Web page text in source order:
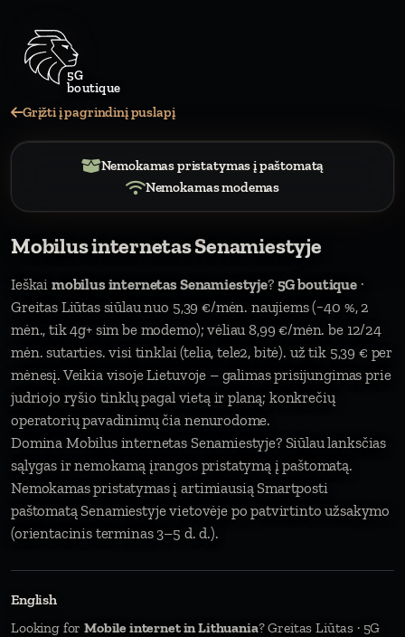
Grįžti į pagrindinį puslapį
Nemokamas pristatymas į paštomatą
Nemokamas modemas
Mobilus internetas Senamiestyje
Ieškai mobilus internetas Senamiestyje? 5G boutique·
Greitas Liūtas siūlau nuo 5,39 €/mėn. naujiems (−40 %, 2
mėn., tik 4g+ sim be modemo); vėliau 8,99 €/mėn. be 12/24
mėn. sutarties. visi tinklai (telia, tele2, bitė). už tik 5,39 € per
mėnesį. Veikia visoje Lietuvoje – galimas prisijungimas prie
judriojo ryšio tinklų pagal vietą ir planą; konkrečių
operatorių pavadinimų čia nenurodome.
Domina Mobilus internetas Senamiestyje? Siūlau lanksčias
sąlygas ir nemokamą įrangos pristatymą į paštomatą.
Nemokamas pristatymas į artimiausią Smartposti
paštomatą Senamiestyje vietovėje po patvirtinto užsakymo
(orientacinis terminas 3–5 d. d.).
English
Looking forMobile internet in Lithuania? Greitas Liūtas · 5G